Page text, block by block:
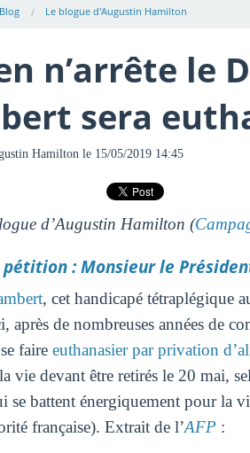
Blog Le blogue d'Augustin Hamilton
n’arrête le
sera
Hamilton le 15/05/2019 14:45
d’Augustin Hamilton (
pétition : Monsieur le
, cet handicapé tétraplégique
après de nombreuses années de
faire euthanasier par privation
vie devant être retirés le 20 mai,
se battent énergiquement pour la
française). Extrait de l’AFP :